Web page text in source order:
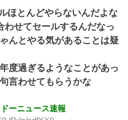
ほとんどやらないんだよな
わせてセールするんだなっ
んとやる気があることは疑
度過ぎるようなことがあっ
言わせてもらうかな
ーニュース速報